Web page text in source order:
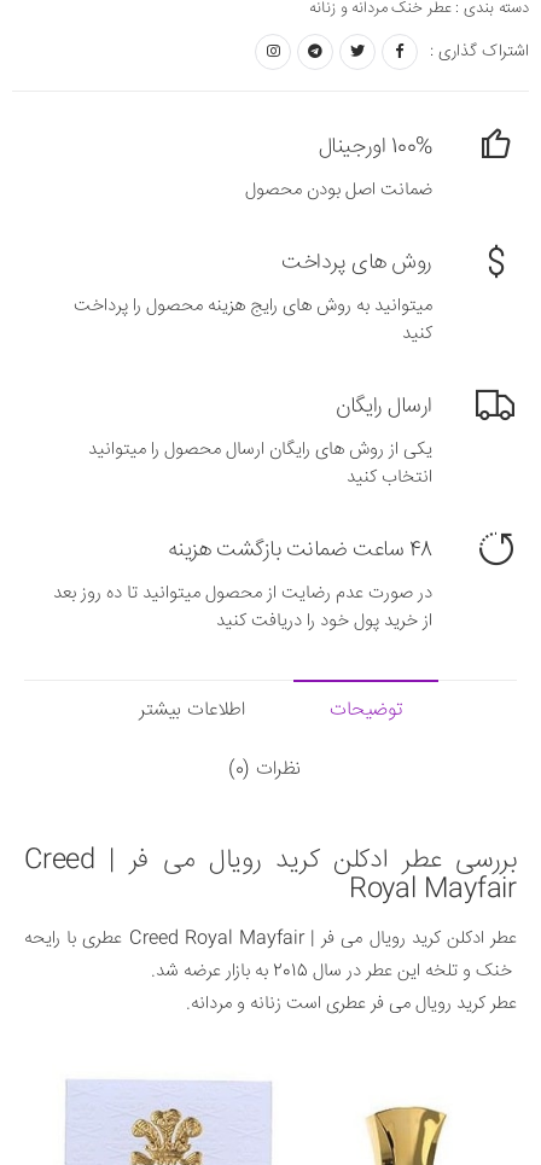
دسته بندی :عطر خنک مردانه و زنانه
اشتراک گذاری :
100% اورجینال
ضمانت اصل بودن محصول
روش های پرداخت
میتوانید به روش های رایج هزینه محصول را پرداخت
کنید
ارسال رایگان
یکی از روش های رایگان ارسال محصول را میتوانید
انتخاب کنید
48 ساعت ضمانت بازگشت هزینه
در صورت عدم رضایت از محصول میتوانید تا ده روز بعد
از خرید پول خود را دریافت کنید
توضیحات
اطلاعات بیشتر
نظرات (0)
بررسی عطر ادکلن کرید رویال می فر | Creed
Royal Mayfair
عطر ادکلن کرید رویال می فر | Creed Royal Mayfair عطری با رایحه
خنک و تلخه این عطر در سال 2015 به بازار عرضه شد.
عطر کرید رویال می فر عطری است زنانه و مردانه.